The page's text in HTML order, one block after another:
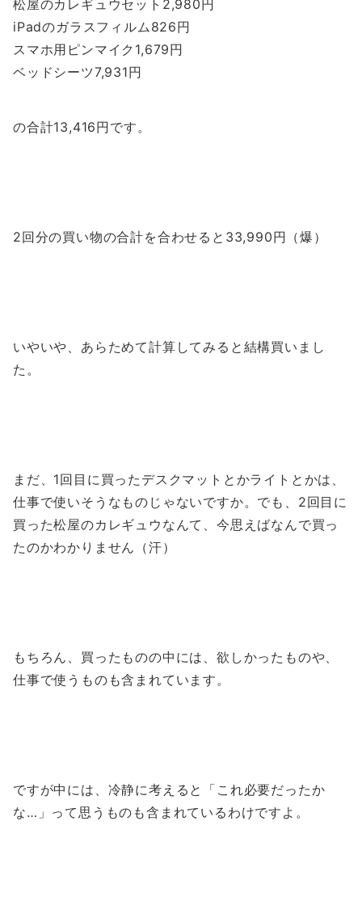
松屋のカレギュウセット2,980円
iPadのガラスフィルム826円
スマホ用ピンマイク1,679円
ベッドシーツ7,931円
の合計13,416円です。
2回分の買い物の合計を合わせると33,990円（爆）
いやいや、あらためて計算してみると結構買いまし
た。
まだ、1回目に買ったデスクマットとかライトとかは、
仕事で使いそうなものじゃないですか。でも、2回目に
買った松屋のカレギュウなんて、今思えばなんで買っ
たのかわかりません（汗）
もちろん、買ったものの中には、欲しかったものや、
仕事で使うものも含まれています。
ですが中には、冷静に考えると「これ必要だったか
な…」って思うものも含まれているわけですよ。